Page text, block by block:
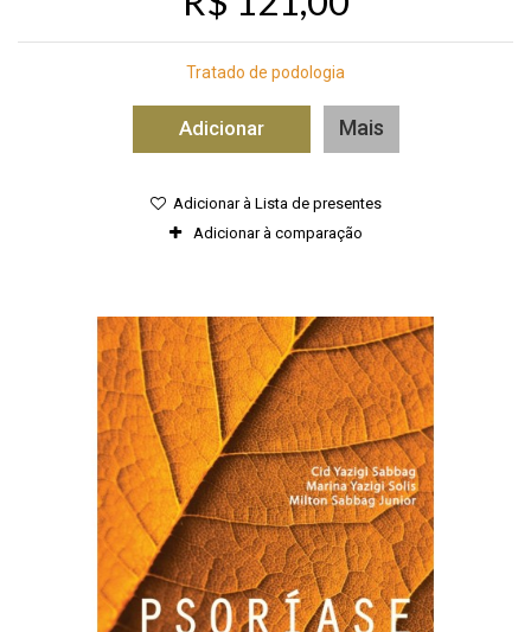
Tratado de podologia
Adicionar Mais
Adicionar à Lista de presentes
Adicionar à comparação